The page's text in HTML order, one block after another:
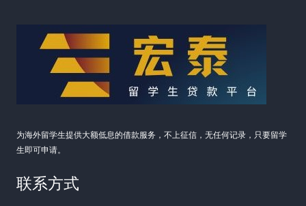
为海外留学生提供大额低息的借款服务，不上征信，无任何记录，只要留学
生即可申请。
联系方式